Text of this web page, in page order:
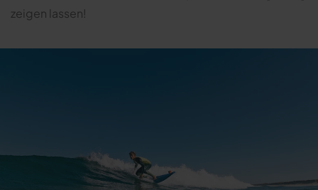
zeigen lassen!